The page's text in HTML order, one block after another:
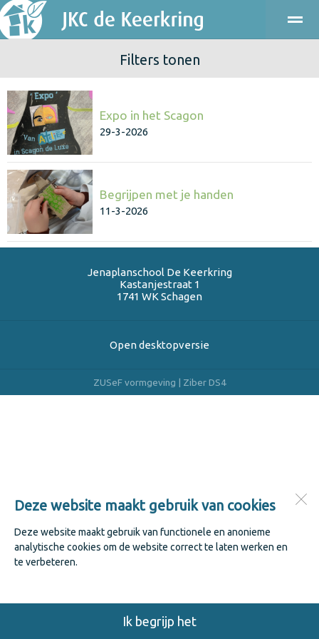
KINDEROPVANG KENNISMAKEN
Bellen E-mail Agenda
Deze website maakt gebruik van cookies
Deze website maakt gebruik van functionele en anonieme
analytische cookies om de website correct te laten werken en
te verbeteren.
Ik begrijp het
Filters tonen
Expo in het Scagon
29-3-2026
Begrijpen met je handen
11-3-2026
Jenaplanschool De Keerkring
Kastanjestraat 1
1741 WK Schagen
Open desktopversie
ZUSeF vormgeving | Ziber DS4